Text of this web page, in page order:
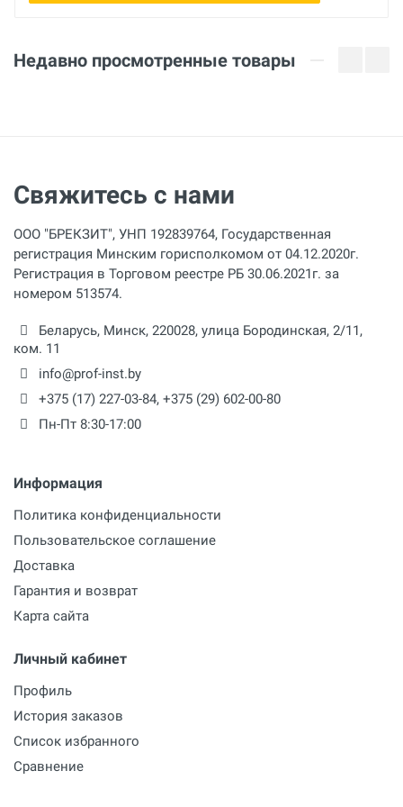
Недавно просмотренные товары
Свяжитесь с нами
ООО "БРЕКЗИТ", УНП 192839764, Государственная
регистрация Минским горисполкомом от 04.12.2020г.
Регистрация в Торговом реестре РБ 30.06.2021г. за
номером 513574.
Беларусь, Минск, 220028, улица Бородинская, 2/11,
ком. 11
info@prof-inst.by
+375 (17) 227-03-84, +375 (29) 602-00-80
Пн-Пт 8:30-17:00
Информация
Политика конфиденциальности
Пользовательское соглашение
Доставка
Гарантия и возврат
Карта сайта
Личный кабинет
Профиль
История заказов
Список избранного
Сравнение